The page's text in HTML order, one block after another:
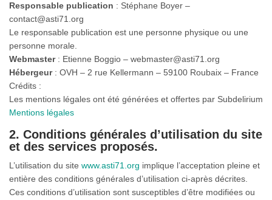
Responsable publication : Stéphane Boyer –
contact@asti71.org
Le responsable publication est une personne physique ou une
personne morale.
Webmaster: Etienne Boggio – webmaster@asti71.org
Hébergeur: OVH – 2 rue Kellermann – 59100 Roubaix – France
Crédits :
Les mentions légales ont été générées et offertes par Subdelirium
Mentions légales
2. Conditions générales d’utilisation du site
et des services proposés.
L’utilisation du site www.asti71.org implique l’acceptation pleine et
entière des conditions générales d’utilisation ci-après décrites.
Ces conditions d’utilisation sont susceptibles d’être modifiées ou